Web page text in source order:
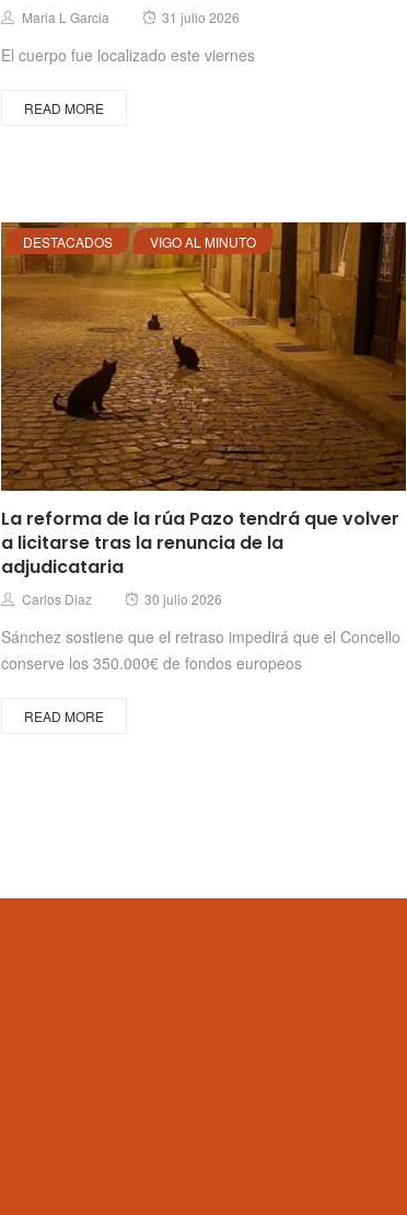
Author
Maria L Garcia
Posted
31 julio 2026
El cuerpo fue localizado este viernes
READ MORE
DESTACADOS VIGO AL MINUTO
La reforma de la rúa Pazo tendrá que volver
a licitarse tras la renuncia de la
adjudicataria
Author
Carlos Diaz
Posted
30 julio 2026
Sánchez sostiene que el retraso impedirá que el Concello
conserve los 350.000€ de fondos europeos
READ MORE